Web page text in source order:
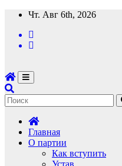
Перейти
содержимому
Чт. Авг 6th, 2026
Главная
О партии
Как вступить
Устав